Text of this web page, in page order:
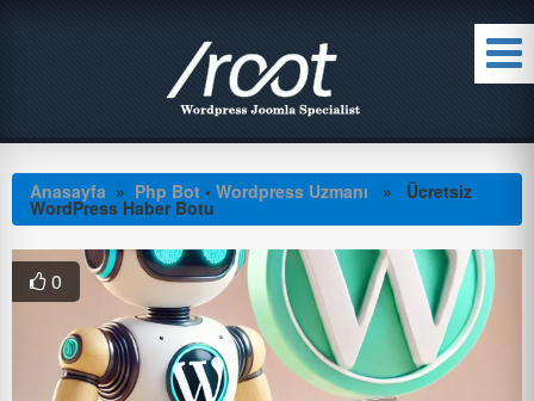
Anasayfa » Php Bot • Wordpress Uzmanı » Ücretsiz
WordPress Haber Botu
0